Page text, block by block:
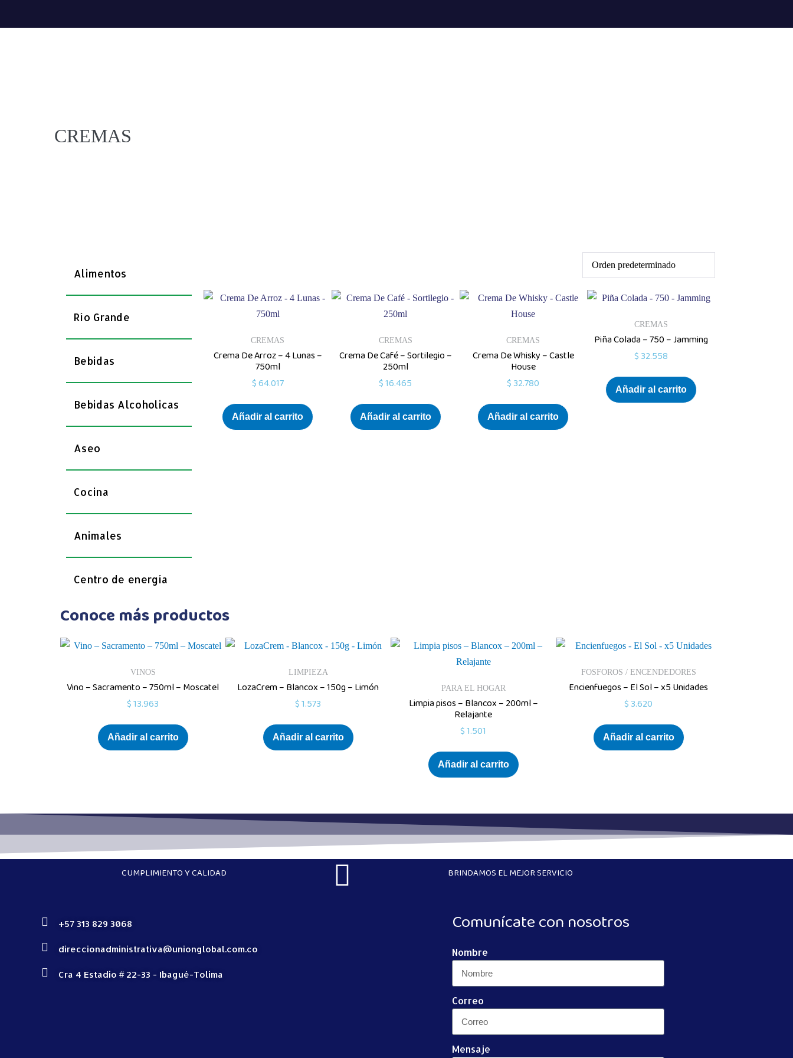
CREMAS
Alimentos
Río Grande
Bebidas
Bebidas Alcoholicas
Aseo
Cocina
Animales
Centro de energía
CREMAS
Crema De Arroz – 4 Lunas –
750ml
$64.017
Añadir al carrito
CREMAS
Crema De Café – Sortilegio –
250ml
$16.465
Añadir al carrito
CREMAS
Crema De Whisky – Castle
House
$ 32.780
Añadir al carrito
CREMAS
Piña Colada – 750 – Jamming
$ 32.558
Añadir al carrito
Conoce más productos
VINOS
Vino – Sacramento – 750ml – Moscatel
$13.963
Añadir al carrito
LIMPIEZA
LozaCrem – Blancox – 150g – Limón
$1.573
Añadir al carrito
PARA EL HOGAR
Limpia pisos – Blancox – 200ml –
Relajante
$1.501
Añadir al carrito
FOSFOROS / ENCENDEDORES
Encienfuegos – El Sol – x5 Unidades
$ 3.620
Añadir al carrito
CUMPLIMIENTO Y CALIDAD BRINDAMOS EL MEJOR SERVICIO
+57 313 829 3068
direccionadministrativa@unionglobal.com.co
Cra 4 Estadio # 22-33 - Ibagué-Tolima
Comunícate con nosotros
Nombre
Correo
Mensaje